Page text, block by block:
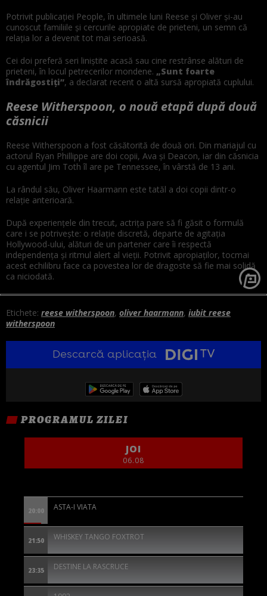
Potrivit publicației People, în ultimele luni Reese și Oliver și-au
cunoscut familiile și cercurile apropiate de prieteni, un semn că
relația lor a devenit tot mai serioasă.
Cei doi preferă seri liniștite acasă sau cine restrânse alături de
prieteni, în locul petrecerilor mondene. „Sunt foarte
îndrăgostiți”, a declarat recent o altă sursă apropiată cuplului.
Reese Witherspoon, o nouă etapă după două
căsnicii
Reese Witherspoon a fost căsătorită de două ori. Din mariajul cu
actorul Ryan Phillippe are doi copii, Ava și Deacon, iar din căsnicia
cu agentul Jim Toth îl are pe Tennessee, în vârstă de 13 ani.
La rândul său, Oliver Haarmann este tatăl a doi copii dintr-o
relație anterioară.
După experiențele din trecut, actrița pare să fi găsit o formulă
care i se potrivește: o relație discretă, departe de agitația
Hollywood-ului, alături de un partener care îi respectă
independența și ritmul alert al vieții. Potrivit apropiaților, tocmai
acest echilibru face ca povestea lor de dragoste să fie mai solidă
ca niciodată.
Etichete: reese witherspoon, oliver haarmann, iubit reese
witherspoon
Descarcă aplicația
PROGRAMUL ZILEI
JOI
06.08
20:00 ASTA-I VIATA
21:50 WHISKEY TANGO FOXTROT
23:35 DESTINE LA RASCRUCE